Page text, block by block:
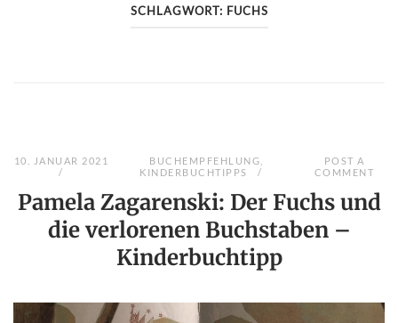
SCHLAGWORT: FUCHS
10. JANUAR 2021 BUCHEMPFEHLUNG
KINDERBUCHTIPPS
POST A
COMMENT
Pamela Zagarenski: Der Fuchs und
die verlorenen Buchstaben –
Kinderbuchtipp